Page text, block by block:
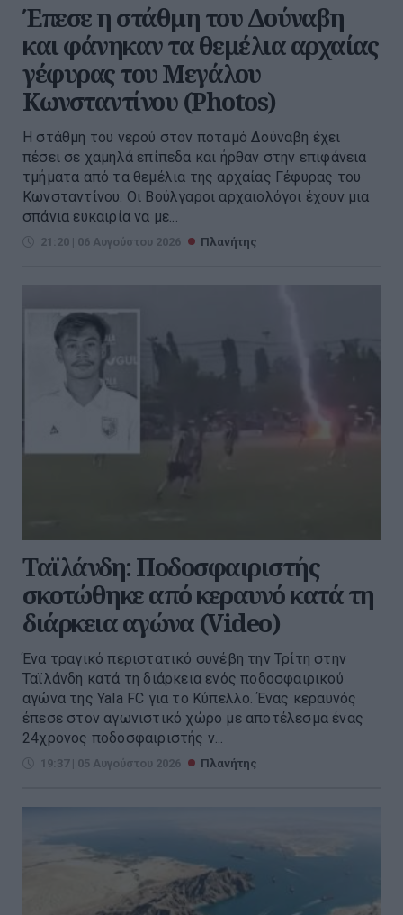
Έπεσε η στάθμη του Δούναβη
και φάνηκαν τα θεμέλια αρχαίας
γέφυρας του Μεγάλου
Κωνσταντίνου (Photos)
Η στάθμη του νερού στον ποταμό Δούναβη έχει
πέσει σε χαμηλά επίπεδα και ήρθαν στην επιφάνεια
τμήματα από τα θεμέλια της αρχαίας Γέφυρας του
Κωνσταντίνου. Οι Βούλγαροι αρχαιολόγοι έχουν μια
σπάνια ευκαιρία να με...
21:20 | 06 Αυγούστου 2026 Πλανήτης
Ταϊλάνδη: Ποδοσφαιριστής
σκοτώθηκε από κεραυνό κατά τη
διάρκεια αγώνα (Video)
Ένα τραγικό περιστατικό συνέβη την Τρίτη στην
Ταϊλάνδη κατά τη διάρκεια ενός ποδοσφαιρικού
αγώνα της Yala FC για το Κύπελλο. Ένας κεραυνός
έπεσε στον αγωνιστικό χώρο με αποτέλεσμα ένας
24χρονος ποδοσφαιριστής ν...
19:37 | 05 Αυγούστου 2026 Πλανήτης